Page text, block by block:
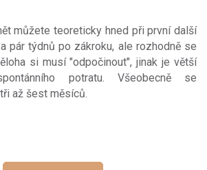
můžete teoreticky hned při první další
pár týdnů po zákroku, ale rozhodně se
si musí "odpočinout", jinak je větší
potratu. Všeobecně se
až šest měsíců.